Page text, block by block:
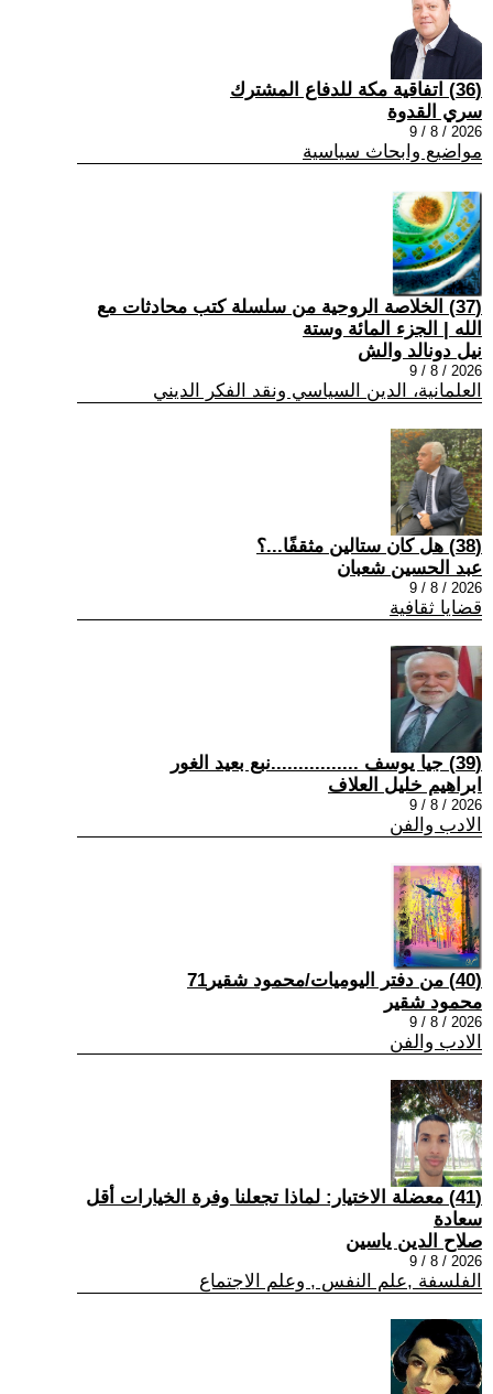
(36) اتفاقية مكة للدفاع المشترك
سري القدوة
2026 / 8 / 9
مواضيع وابحاث سياسية
(37) الخلاصة الروحية من سلسلة كتب محادثات مع
الله | الجزء المائة وستة
نيل دونالد والش
2026 / 8 / 9
العلمانية، الدين السياسي ونقد الفكر الديني
(38) هل كان ستالين مثقفًا...؟
عبد الحسين شعبان
2026 / 8 / 9
قضايا ثقافية
(39) جيا يوسف ................نبع بعيد الغور
ابراهيم خليل العلاف
2026 / 8 / 9
الادب والفن
(40) من دفتر اليوميات/محمود شقير71
محمود شقير
2026 / 8 / 9
الادب والفن
(41) معضلة الاختيار: لماذا تجعلنا وفرة الخيارات أقل
سعادة
صلاح الدين ياسين
2026 / 8 / 9
الفلسفة ,علم النفس , وعلم الاجتماع